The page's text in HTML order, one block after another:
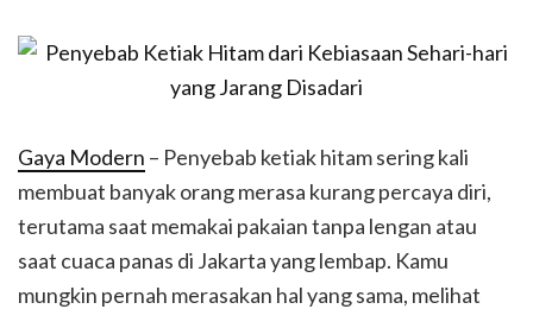
Gaya Modern – Penyebab ketiak hitam sering kali
membuat banyak orang merasa kurang percaya diri,
terutama saat memakai pakaian tanpa lengan atau
saat cuaca panas di Jakarta yang lembap. Kamu
mungkin pernah merasakan hal yang sama, melihat